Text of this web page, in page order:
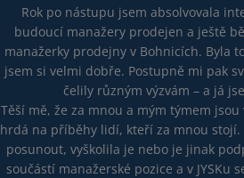
Rok po nástupu jsem absolvovala
budoucí manažery prodejen a ještě
manažerky prodejny v Bohnicích. Byla
jsem si velmi dobře. Postupně mi pak
čelily různým výzvám – a já
Těší mě, že za mnou a mým týmem
hrdá na příběhy lidí, kteří za mnou
posunout, vyškolila je nebo je jinak
součástí manažerské pozice a v JYSKu